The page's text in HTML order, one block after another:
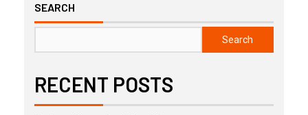
SEARCH
Search
RECENT POSTS